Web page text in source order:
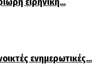
ενημερωτικές…